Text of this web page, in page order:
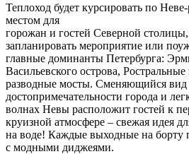
Теплоход будет курсировать по
местом для
горожан и гостей Северной
запланировать мероприятие или
главные доминанты Петербурга:
Васильевского острова,
разводные мосты. Сменяющийся вид
достопримечательности города и
волнах Невы расположит гостей к
круизной атмосфере – свежая идея
на воде! Каждые выходные на борту
с модными диджеями.